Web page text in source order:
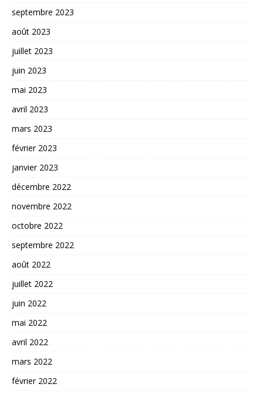
septembre 2023
août 2023
juillet 2023
juin 2023
mai 2023
avril 2023
mars 2023
février 2023
janvier 2023
décembre 2022
novembre 2022
octobre 2022
septembre 2022
août 2022
juillet 2022
juin 2022
mai 2022
avril 2022
mars 2022
février 2022